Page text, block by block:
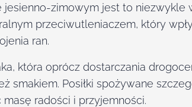
zimowym jest to niezwykle
przeciwutleniaczem, który
ran.
która oprócz dostarczania
smakiem. Posiłki spożywane
radości i przyjemności.